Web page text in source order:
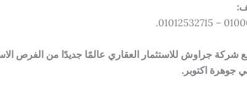
جراوش للاستثمار العقاري عالمًا جديدًا من الفرص
جوهرة اكتوبر.